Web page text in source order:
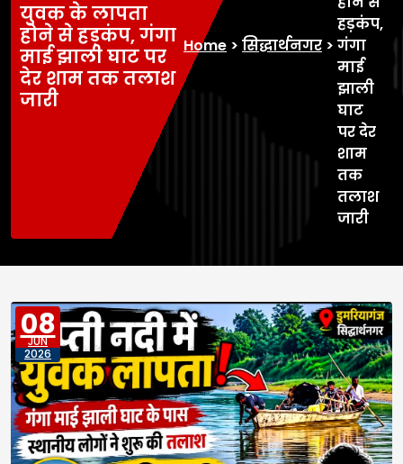
युवक के लापता
होने से हड़कंप, गंगा
माई झाली घाट पर
देर शाम तक तलाश
जारी
Home > सिद्धार्थनगर >
हड़कंप,
गंगा
माई
झाली
घाट
पर देर
शाम
तक
तलाश
जारी
08
JUN
2026